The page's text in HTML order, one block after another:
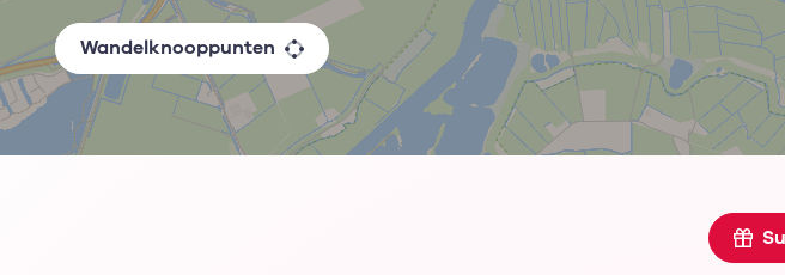
Wandelknooppunten